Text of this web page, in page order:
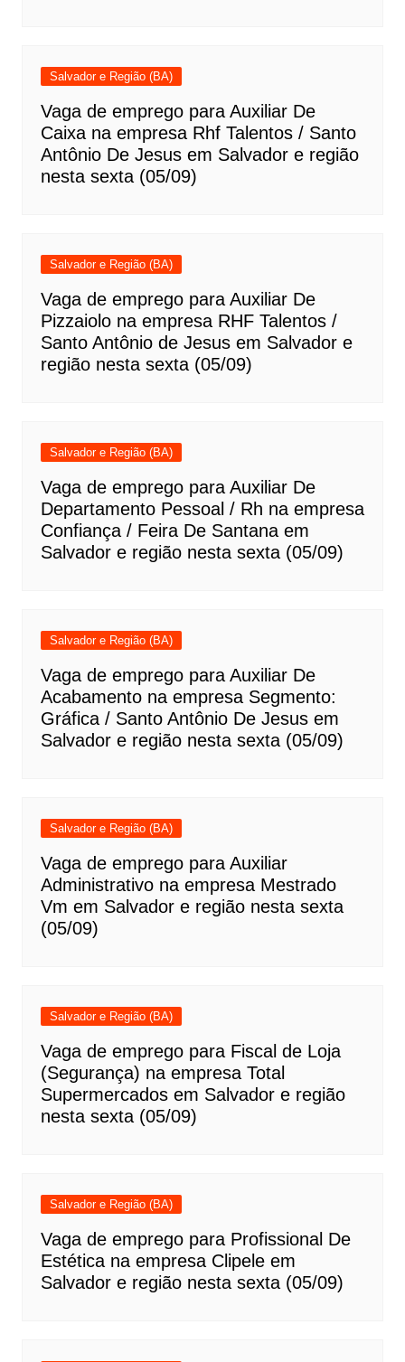
Salvador e Região (BA)
Vaga de emprego para Auxiliar De
Caixa na empresa Rhf Talentos / Santo
Antônio De Jesus em Salvador e região
nesta sexta (05/09)
Salvador e Região (BA)
Vaga de emprego para Auxiliar De
Pizzaiolo na empresa RHF Talentos /
Santo Antônio de Jesus em Salvador e
região nesta sexta (05/09)
Salvador e Região (BA)
Vaga de emprego para Auxiliar De
Departamento Pessoal / Rh na empresa
Confiança / Feira De Santana em
Salvador e região nesta sexta (05/09)
Salvador e Região (BA)
Vaga de emprego para Auxiliar De
Acabamento na empresa Segmento:
Gráfica / Santo Antônio De Jesus em
Salvador e região nesta sexta (05/09)
Salvador e Região (BA)
Vaga de emprego para Auxiliar
Administrativo na empresa Mestrado
Vm em Salvador e região nesta sexta
(05/09)
Salvador e Região (BA)
Vaga de emprego para Fiscal de Loja
(Segurança) na empresa Total
Supermercados em Salvador e região
nesta sexta (05/09)
Salvador e Região (BA)
Vaga de emprego para Profissional De
Estética na empresa Clipele em
Salvador e região nesta sexta (05/09)